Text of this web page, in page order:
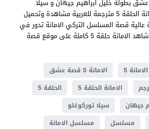
الحلقة 5 قصة عشق بطولة خليل ابراهيم جيهان و سيلا
توركوغلو مسلسل الامانة الحلقة 5 مترجمة للعربية مشاهدة وتحميل
جودة عالية قصة المسلسل التركي الامانة تدور في
احداث ​​درامية مشوقة شاهد الامانة حلقة 5 كاملة على موقع قصة
الامانة 5
الامانة 5 قصة عشق
الامانة الحلقة 5
الحلقة 5
جيهان
سيلا توركوغلو
مسلسل
مسلسل الامانة